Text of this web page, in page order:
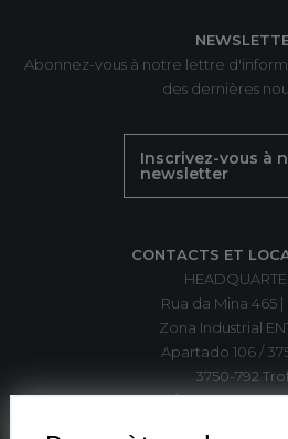
Abonnez-vous à notre lettre
des dernières
Inscrivez-vous à
newsletter
CONTACTS ET
Rua da Mina 465
Zona Industrial
Apartado 106 /
3750-792
ÁGUEDA |